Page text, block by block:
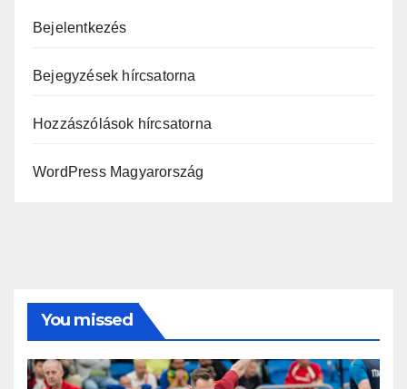
Bejelentkezés
Bejegyzések hírcsatorna
Hozzászólások hírcsatorna
WordPress Magyarország
You missed